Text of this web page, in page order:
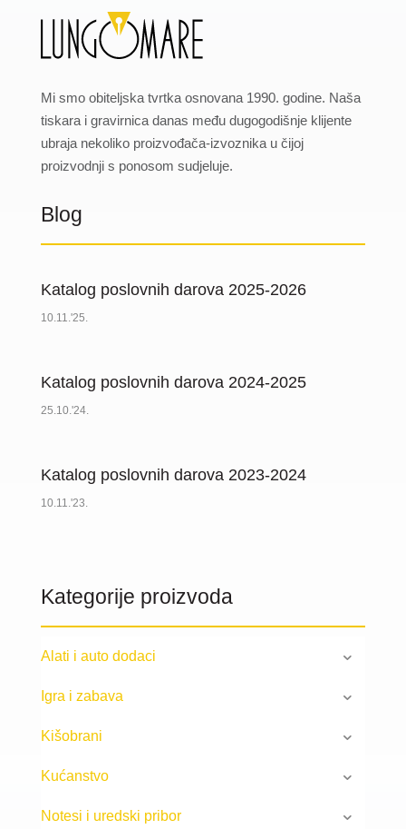
Mi smo obiteljska tvrtka osnovana 1990. godine. Naša
tiskara i gravirnica danas među dugogodišnje klijente
ubraja nekoliko proizvođača-izvoznika u čijoj
proizvodnji s ponosom sudjeluje.
Blog
Katalog poslovnih darova 2025-2026
10.11.'25.
Katalog poslovnih darova 2024-2025
25.10.'24.
Katalog poslovnih darova 2023-2024
10.11.'23.
Kategorije proizvoda
Alati i auto dodaci
Igra i zabava
Kišobrani
Kućanstvo
Notesi i uredski pribor